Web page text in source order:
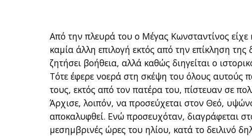
Από την πλευρά του ο Μέγας Κωνσταντίνος είχε
καμία άλλη επιλογή εκτός από την επίκληση
ζητήσει βοήθεια, αλλά καθώς διηγείται ο
Τότε έφερε νοερά στη σκέψη του όλους αυτούς
τους, εκτός από τον πατέρα του, πίστευαν σε
Άρχισε, λοιπόν, να προσεύχεται στον Θεό,
αποκαλυφθεί. Ενώ προσευχόταν, διαγράφεται
μεσημβρινές ώρες του ηλίου, κατά το δειλινό